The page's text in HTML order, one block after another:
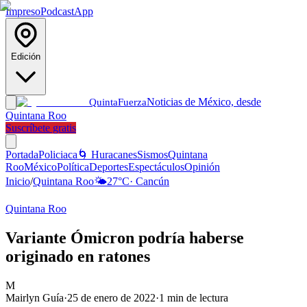
ImpresoPodcastApp
Edición
QuintaFuerzaNoticias de México, desde
Quintana Roo
Suscríbete gratis
PortadaPoliciaca 🌀 HuracanesSismosQuintana
RooMéxicoPolíticaDeportesEspectáculosOpinión
Inicio/Quintana Roo🌤️27°C· Cancún
Quintana Roo
Variante Ómicron podría haberse
originado en ratones
M
Mairlyn Guía·25 de enero de 2022·1 min de lectura